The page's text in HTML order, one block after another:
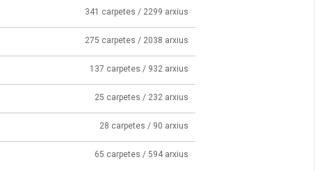
341 carpetes / 2299 arxius
275 carpetes / 2038 arxius
137 carpetes / 932 arxius
25 carpetes / 232 arxius
28 carpetes / 90 arxius
65 carpetes / 594 arxius